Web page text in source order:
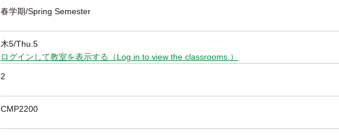
春学期/Spring Semester
木5/Thu.5
ログインして教室を表示する（Log in to view the classrooms.）
2
CMP2200